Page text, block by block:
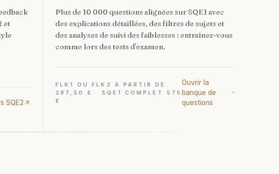
et
SQE2
Plus de 10 000 questions alignées sur SQE1 avec
des explications détaillées, des filtres de sujets et
des analyses de suivi des faiblesses : entraînez-vous
comme lors des tests d'examen.
FLK1 OU FLK2 À PARTIR DE
287,50 £ · SQE1 COMPLET 575
£
Ouvrir la
banque de
questions